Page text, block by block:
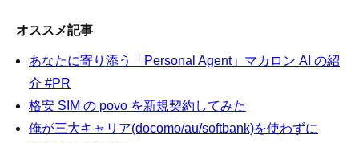
オススメ記事
あなたに寄り添う「Personal Agent」マカロン AI の紹
介 #PR
格安 SIM の povo を新規契約してみた
俺が三大キャリア(docomo/au/softbank)を使わずに